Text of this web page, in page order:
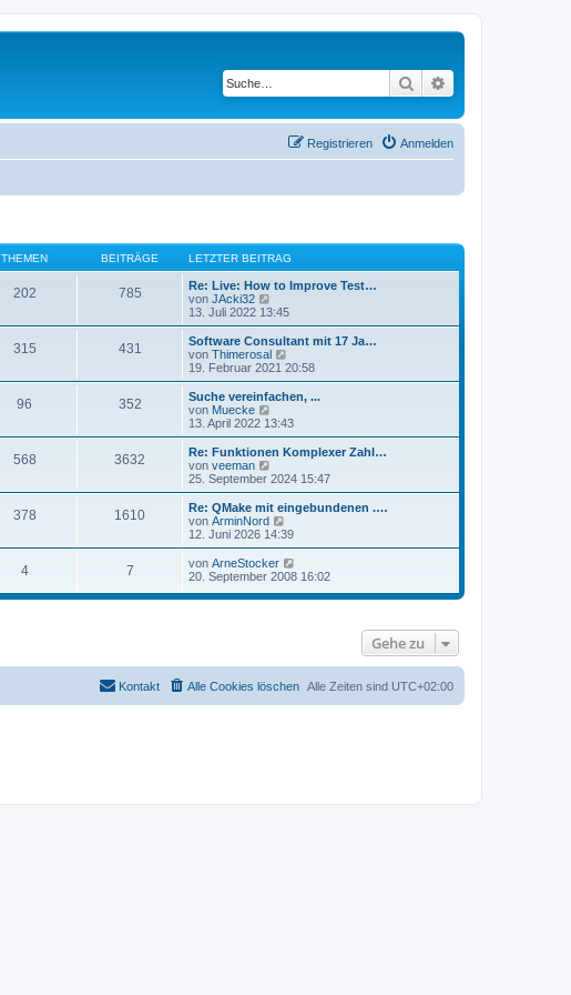
Suche
Anmelden
Registrieren
THEMEN BEITRÄGE LETZTER BEITRAG
202 785
Re: Live: How to Improve Test…
von JAcki32
e
u
e
s
t
B
e
i
r
g
13. Juli 2022 13:45
315 431
Software Consultant mit 17 Ja…
von Thimerosal
e
u
e
t
r
B
e
i
r
g
19. Februar 2021 20:58
96 352
Suche vereinfachen, ...
von Muecke
e
u
e
t
r
B
e
r
a
g
13. April 2022 13:43
568 3632
Re: Funktionen Komplexer Zahl…
von veeman
e
u
e
s
t
B
e
i
25. September 2024 15:47
378 1610
Re: QMake mit eingebundenen .…
von ArminNord
e
u
e
s
e
t
a
g
12. Juni 2026 14:39
4 7 von ArneStocker
e
e
B
e
i
t
20. September 2008 16:02
Gehe zu
Alle Zeiten sind UTC+02:00
Alle Cookies löschen
Kontakt